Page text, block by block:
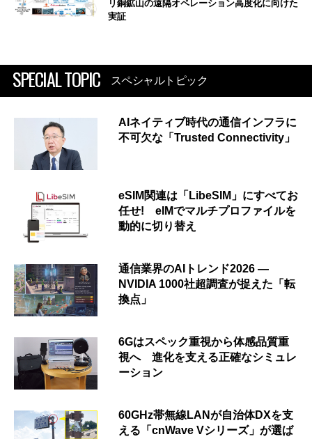
リ銅鉱山の遠隔オペレーション高度化に向けた
実証
SPECIAL TOPIC スペシャルトピック
AIネイティブ時代の通信インフラに
不可欠な「Trusted Connectivity」
eSIM関連は「LibeSIM」にすべてお
任せ! eIMでマルチプロファイルを
動的に切り替え
通信業界のAIトレンド2026 ―
NVIDIA 1000社超調査が捉えた「転
換点」
6Gはスペック重視から体感品質重
視へ 進化を支える正確なシミュレ
ーション
60GHz帯無線LANが自治体DXを支
える「cnWave Vシリーズ」が選ば